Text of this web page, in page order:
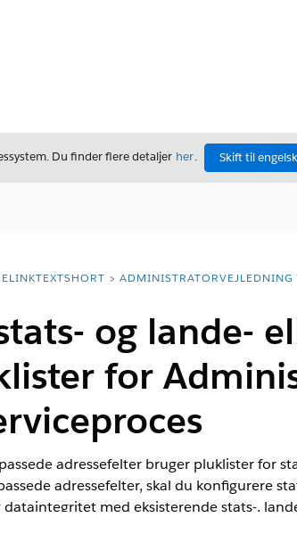
Du finder flere detaljer her. Skift til engelsk
og lande-
for
adressefelter bruger pluklister for
adressefelter, skal du konfigurere
med eksisterende stats-,